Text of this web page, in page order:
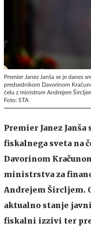
Premier Janez Janša se je danes
predsednikom Davorinom
čelu z ministrom Andrejem
Foto: STA
Premier Janez Janša
fiskalnega sveta na
Davorinom
ministrstva za
Andrejem Šircljem.
aktualno stanje
fiskalni izzivi ter